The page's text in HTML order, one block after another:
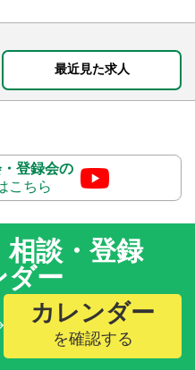
最近見た求人
登録会の
こちら
相談・登録
ダー
カレンダー
を確認する